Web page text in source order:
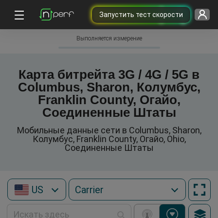
Запустить тест скорости
Выполняется измерение
Карта битрейта 3G / 4G / 5G в
Columbus, Sharon, Колумбус,
Franklin County, Огайо,
Соединенные Штаты
Мобильные данные сети в Columbus, Sharon,
Колумбус, Franklin County, Огайо, Ohio,
Соединенные Штаты
US